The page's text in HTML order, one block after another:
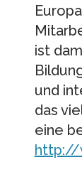
ist
und
das
eine
http://